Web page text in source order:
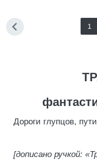
1
Дороги глупцов,
[дописано ручкой: